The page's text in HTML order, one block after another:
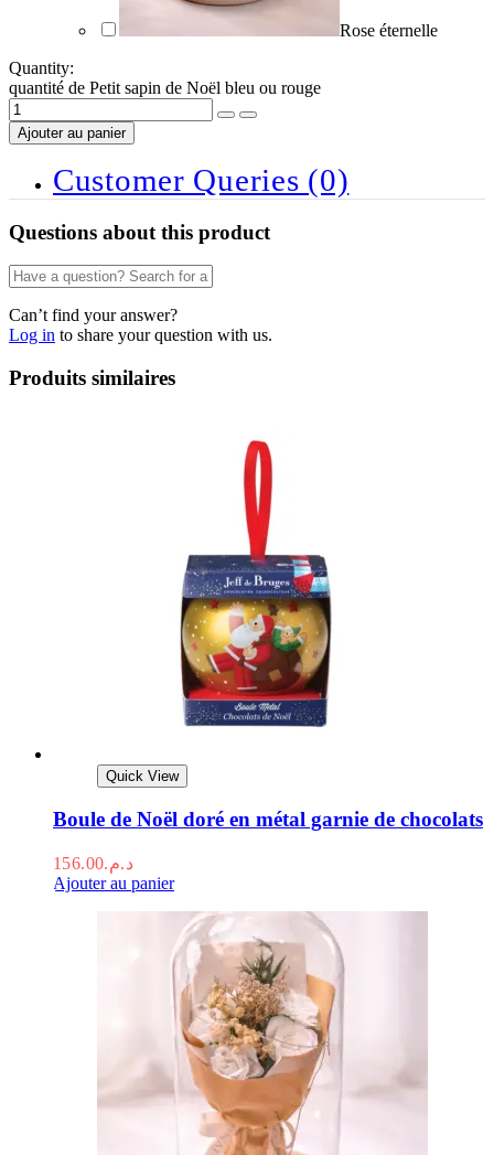
Rose éternelle
Quantity:
quantité de Petit sapin de Noël bleu ou rouge
Ajouter au panier
Customer Queries (0)
Questions about this product
Can’t find your answer?
Log in to share your question with us.
Produits similaires
Quick View
Boule de Noël doré en métal garnie de chocolats
د.م.156.00
Ajouter au panier